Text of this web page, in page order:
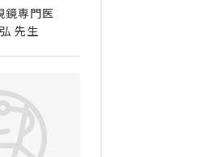
鏡専門医
先生